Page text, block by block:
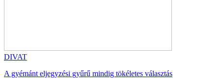
DIVAT
A gyémánt eljegyzési gyűrű mindig tökéletes választás